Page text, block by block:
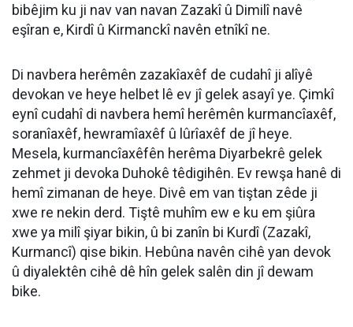
bibêjim ku ji nav van navan Zazakî û Dimilî navê
eşîran e, Kirdî û Kirmanckî navên etnîkî ne.
Di navbera herêmên zazakîaxêf de cudahî ji alîyê
devokan ve heye helbet lê ev jî gelek asayî ye. Çimkî
eynî cudahî di navbera hemî herêmên kurmancîaxêf,
soranîaxêf, hewramîaxêf û lûrîaxêf de jî heye.
Mesela, kurmancîaxêfên herêma Diyarbekrê gelek
zehmet ji devoka Duhokê têdigihên. Ev rewşa hanê di
hemî zimanan de heye. Divê em van tiştan zêde ji
xwe re nekin derd. Tiştê muhîm ew e ku em şiûra
xwe ya milî şiyar bikin, û bi zanîn bi Kurdî (Zazakî,
Kurmancî) qise bikin. Hebûna navên cihê yan devok
û diyalektên cihê dê hîn gelek salên din jî dewam
bike.